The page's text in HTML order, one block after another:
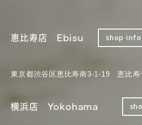
恵比寿店 Ebisu shop info
東京都渋谷区恵比寿南3-1-19 恵比寿
横浜店 Yokohama